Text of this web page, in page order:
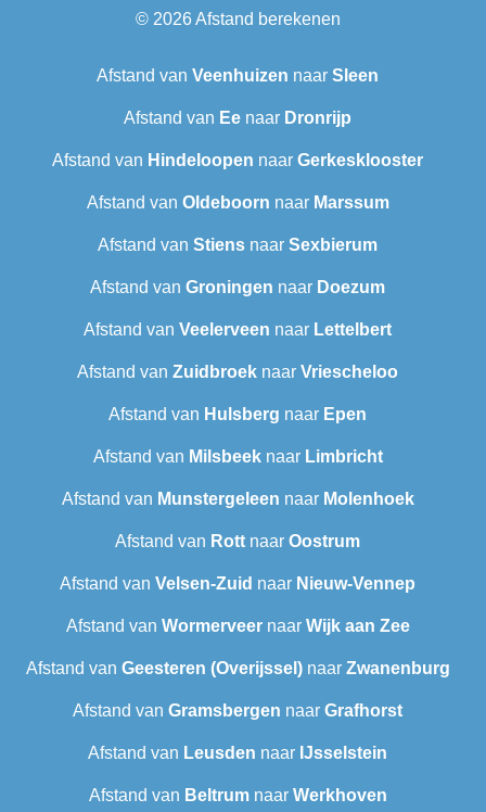
© 2026Afstand berekenen
Afstand van Veenhuizen naar Sleen
Afstand van Ee naar Dronrijp
Afstand van Hindeloopen naar Gerkesklooster
Afstand van Oldeboorn naar Marssum
Afstand van Stiens naar Sexbierum‎
Afstand van Groningen naar Doezum
Afstand van Veelerveen naar Lettelbert
Afstand van Zuidbroek naar Vriescheloo
Afstand van Hulsberg naar Epen
Afstand van Milsbeeknaar Limbricht
Afstand van Munstergeleen naar Molenhoek
Afstand van Rott naar Oostrum
Afstand van Velsen-Zuid naar Nieuw-Vennep
Afstand van Wormerveernaar Wijk aan Zee
Afstand van Geesteren (Overijssel)naar Zwanenburg
Afstand van Gramsbergen naar Grafhorst
Afstand van Leusden naar IJsselstein
Afstand van Beltrumnaar Werkhoven